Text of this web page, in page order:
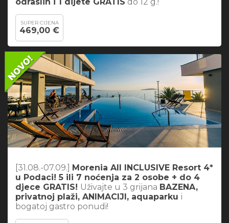
SUPER CIJENA
469,00 €
[31.08.-07.09.] Morenia All INCLUSIVE Resort 4*
u Podaci! 5 ili 7 noćenja za 2 osobe + do 4
djece GRATIS! Uživajte u 3 grijana BAZENA,
privatnoj plaži, ANIMACIJI, aquaparku i
bogatoj gastro ponudi!